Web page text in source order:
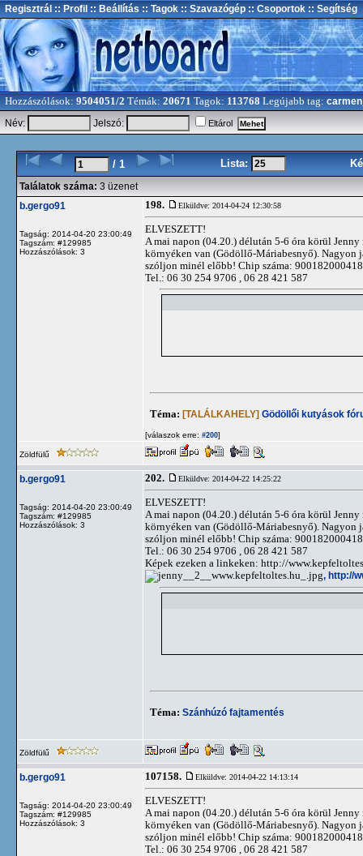
Regisztrál :: Profil :: Beállítás :: Tagok :: Szavazógép :: Csoportok :: Segítség
Hozzászólások: 9504051/2 Témák: 20671 Tagok: 113768 Legújabb tag:
Név:
Jelszó: Eltárol
/ 1 Lista:
Találatok száma: 3 üzenet
b.gergo91
Tagság: 2014-04-20 23:00:49
Tagszám: #129985
Hozzászólások: 3
198. Elküldve: 2014-04-24 12:30:58
ELVESZETT!
A mai napon (04.20.) délután 5-6 óra körül
környéken van (Gödöllő-Máriabesnyő). Nagyon
szóljon minél előbb! Chip száma:
Tel.: 06 30 254 9706 , 06 28 421 587
Téma: [TALÁLKAHELY] Gödöllői kutyások
[válaszok erre: #200]
Zöldfülű
b.gergo91
Tagság: 2014-04-20 23:00:49
Tagszám: #129985
Hozzászólások: 3
202. Elküldve: 2014-04-22 14:25:22
ELVESZETT!
A mai napon (04.20.) délután 5-6 óra körül
környéken van (Gödöllő-Máriabesnyő). Nagyon
szóljon minél előbb! Chip száma:
Tel.: 06 30 254 9706 , 06 28 421 587
Képek ezeken a linkeken: http://
, http://
Téma: Szánhúzó fajtamentés
Zöldfülű
b.gergo91
Tagság: 2014-04-20 23:00:49
Tagszám: #129985
Hozzászólások: 3
107158. Elküldve: 2014-04-22 14:13:14
ELVESZETT!
A mai napon (04.20.) délután 5-6 óra körül
környéken van (Gödöllő-Máriabesnyő). Nagyon
szóljon minél előbb! Chip száma:
Tel.: 06 30 254 9706 , 06 28 421 587